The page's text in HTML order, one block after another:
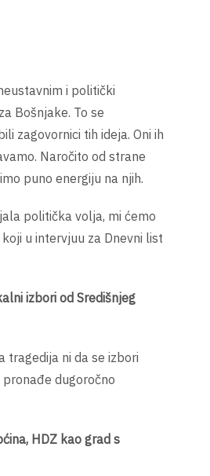
i politički
Bošnjake. To se
zagovornici tih ideja. Oni ih
Naročito od strane
puno energiju na njih.
politička volja, mi ćemo
u intervjuu za Dnevni list
izbori od Središnjeg
tragedija ni da se izbori
dugoročno
HDZ kao grad s